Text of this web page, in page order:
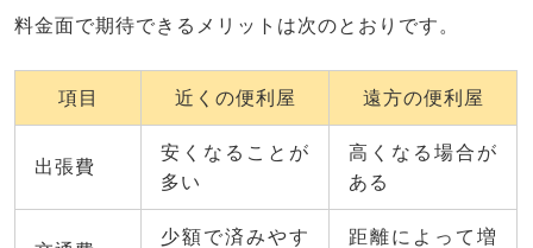
料金面で期待できるメリットは次のとおりです。
項目 近くの便利屋 遠方の便利屋
出張費
安くなることが
多い
高くなる場合が
ある
少額で済みやす
距離によって増